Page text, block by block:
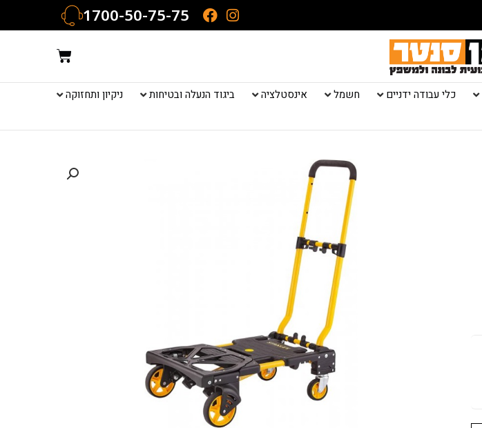
1700-50-75-75
עגלת
קניות
כלי עבודה ידניים חשמל אינסטלציה ביגוד הנעלה ובטיחות
ניקיון ותחזוקה